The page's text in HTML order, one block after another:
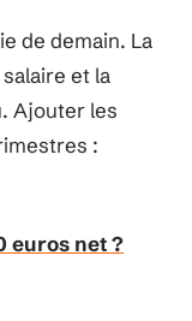
de demain. La
et la
Ajouter les
:
euros net ?